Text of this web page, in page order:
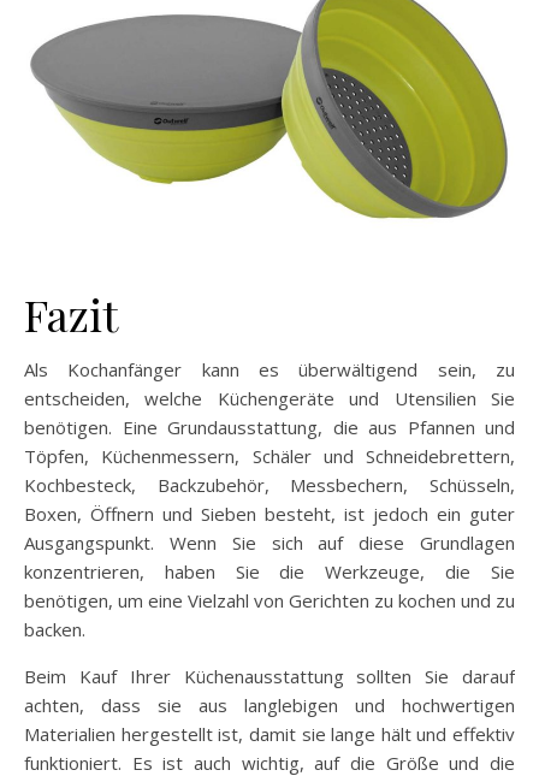
Fazit
Als Kochanfänger kann es überwältigend sein, zu
entscheiden, welche Küchengeräte und Utensilien Sie
benötigen. Eine Grundausstattung, die aus Pfannen und
Töpfen, Küchenmessern, Schäler und Schneidebrettern,
Kochbesteck, Backzubehör, Messbechern, Schüsseln,
Boxen, Öffnern und Sieben besteht, ist jedoch ein guter
Ausgangspunkt. Wenn Sie sich auf diese Grundlagen
konzentrieren, haben Sie die Werkzeuge, die Sie
benötigen, um eine Vielzahl von Gerichten zu kochen und zu
backen.
Beim Kauf Ihrer Küchenausstattung sollten Sie darauf
achten, dass sie aus langlebigen und hochwertigen
Materialien hergestellt ist, damit sie lange hält und effektiv
funktioniert. Es ist auch wichtig, auf die Größe und die